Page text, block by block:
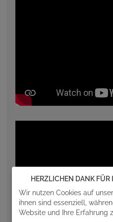
HERZLICHEN DANK
Wir nutzen Cookies auf
ihnen sind essenziell,
Website und Ihre Erfahrung